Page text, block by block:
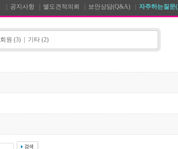
공지사항 별도견적의뢰 보안상담(Q&A) 자주하는질문
회원 (3)| 기타 (2)